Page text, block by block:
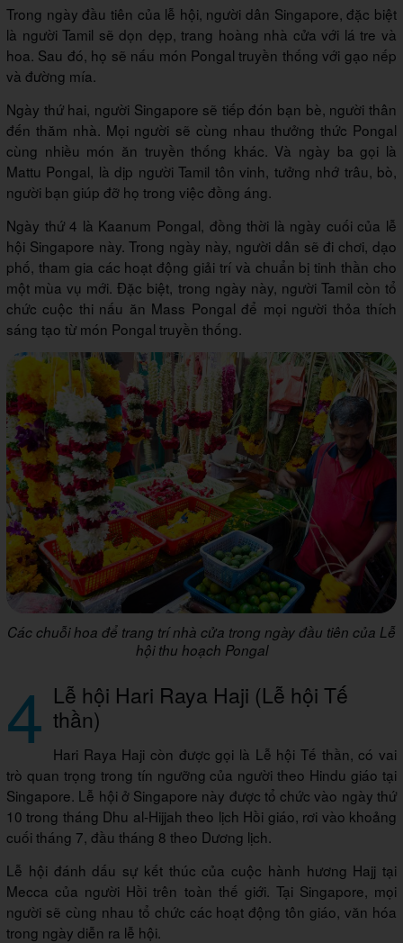
Trong ngày đầu tiên của lễ hội, người dân Singapore, đặc biệt
là người Tamil sẽ dọn dẹp, trang hoàng nhà cửa với lá tre và
hoa. Sau đó, họ sẽ nấu món Pongal truyền thống với gạo nếp
và đường mía.
Ngày thứ hai, người Singapore sẽ tiếp đón bạn bè, người thân
đến thăm nhà. Mọi người sẽ cùng nhau thưởng thức Pongal
cùng nhiều món ăn truyền thống khác. Và ngày ba gọi là
Mattu Pongal, là dịp người Tamil tôn vinh, tưởng nhớ trâu, bò,
người bạn giúp đỡ họ trong việc đồng áng.
Ngày thứ 4 là Kaanum Pongal, đồng thời là ngày cuối của lễ
hội Singapore này. Trong ngày này, người dân sẽ đi chơi, dạo
phố, tham gia các hoạt động giải trí và chuẩn bị tinh thần cho
một mùa vụ mới. Đặc biệt, trong ngày này, người Tamil còn tổ
chức cuộc thi nấu ăn Mass Pongal để mọi người thỏa thích
sáng tạo từ món Pongal truyền thống.
Các chuỗi hoa để trang trí nhà cửa trong ngày đầu tiên của Lễ
hội thu hoạch Pongal
4 Lễ hội Hari Raya Haji (Lễ hội Tế
thần)
Hari Raya Haji còn được gọi là Lễ hội Tế thần, có vai
trò quan trọng trong tín ngưỡng của người theo Hindu giáo tại
Singapore. Lễ hội ở Singapore này được tổ chức vào ngày thứ
10 trong tháng Dhu al-Hijjah theo lịch Hồi giáo, rơi vào khoảng
cuối tháng 7, đầu tháng 8 theo Dương lịch.
Lễ hội đánh dấu sự kết thúc của cuộc hành hương Hajj tại
Mecca của người Hồi trên toàn thế giới. Tại Singapore, mọi
người sẽ cùng nhau tổ chức các hoạt động tôn giáo, văn hóa
trong ngày diễn ra lễ hội.